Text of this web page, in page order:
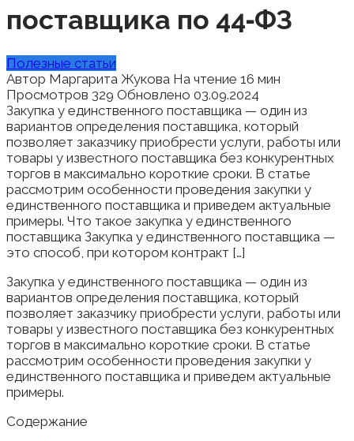
поставщика по 44‑ФЗ
Полезные статьи
Автор Маргарита Жукова На чтение 16 мин
Просмотров 329 Обновлено 03.09.2024
Закупка у единственного поставщика — один из
вариантов определения поставщика, который
позволяет заказчику приобрести услуги, работы или
товары у известного поставщика без конкурентных
торгов в максимально короткие сроки. В статье
рассмотрим особенности проведения закупки у
единственного поставщика и приведем актуальные
примеры. Что такое закупка у единственного
поставщика Закупка у единственного поставщика —
это способ, при котором контракт […]
Закупка у единственного поставщика — один из
вариантов определения поставщика, который
позволяет заказчику приобрести услуги, работы или
товары у известного поставщика без конкурентных
торгов в максимально короткие сроки. В статье
рассмотрим особенности проведения закупки у
единственного поставщика и приведем актуальные
примеры.
Содержание